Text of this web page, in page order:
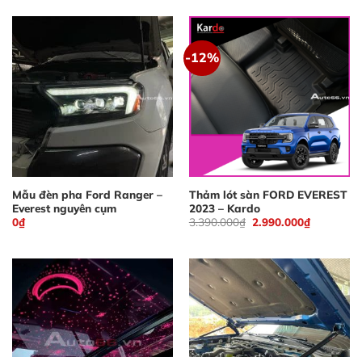
Mẫu đèn pha Ford Ranger –
Everest nguyên cụm
0₫
-12%
Thảm lót sàn FORD EVEREST
2023 – Kardo
3.390.000₫ Giá
gốc
2.990.000₫Giá
hiện